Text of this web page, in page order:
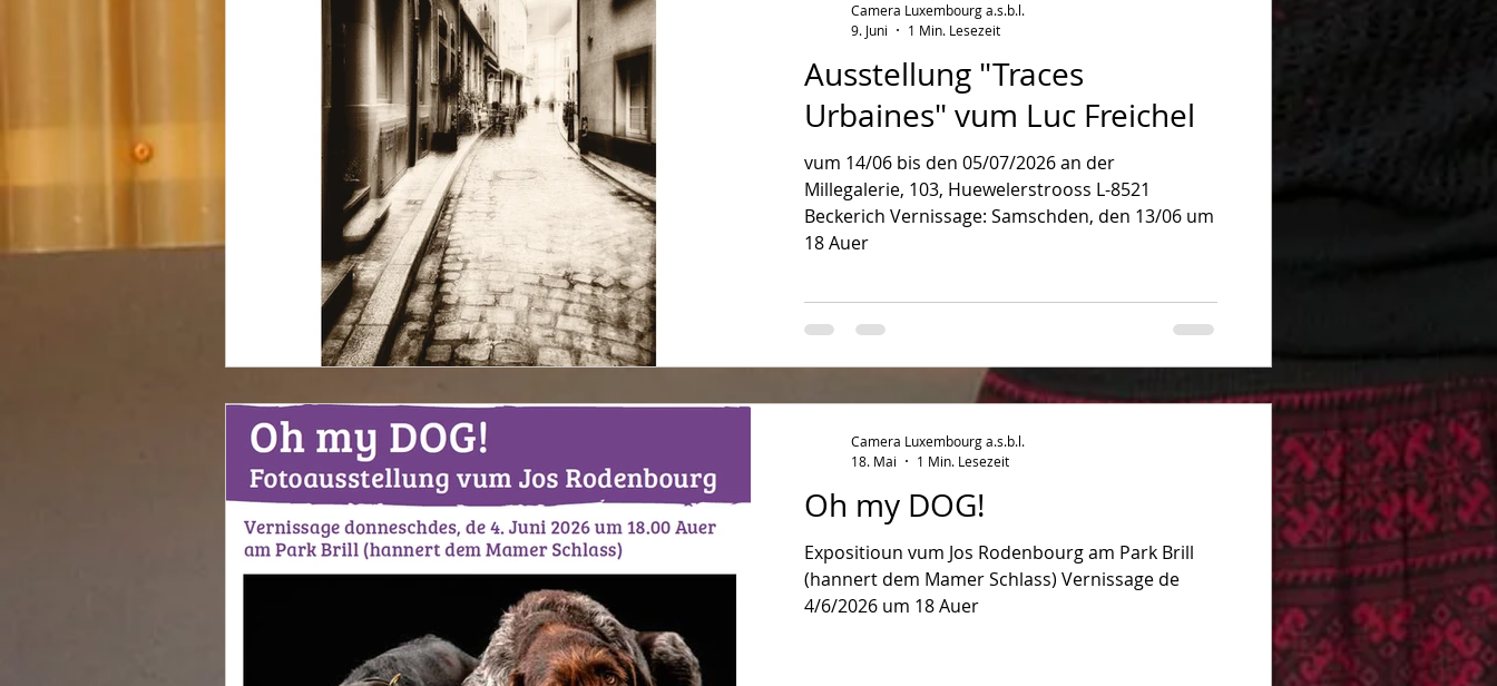
Ausstellung "Traces
Urbaines" vum Luc Freichel
vum 14/06 bis den 05/07/2026 an der
Millegalerie, 103, Huewelerstrooss L-8521
Beckerich Vernissage: Samschden, den 13/06 um
18 Auer
Camera Luxembourg a.s.b.l.
9. Juni
1 Min. Lesezeit
Oh my DOG!
Expositioun vum Jos Rodenbourg am Park Brill
(hannert dem Mamer Schlass) Vernissage de
4/6/2026 um 18 Auer
Camera Luxembourg a.s.b.l.
18. Mai
1 Min. Lesezeit